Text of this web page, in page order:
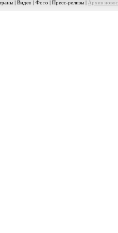
| Видео | Фото | Пресс-релизы | Архив